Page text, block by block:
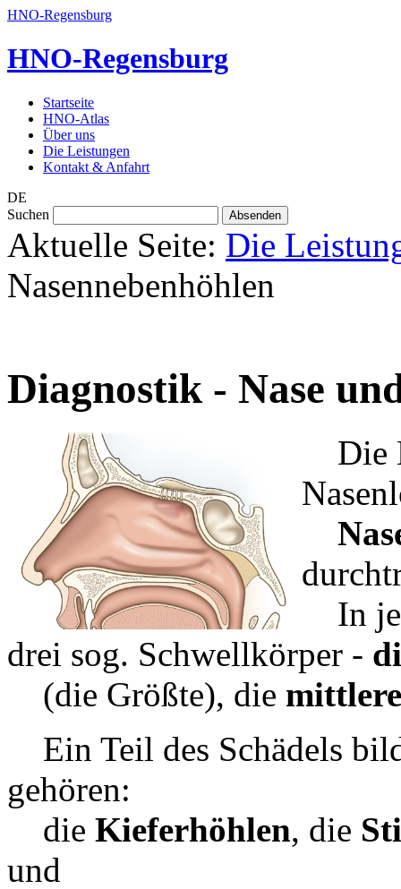
HNO-Regensburg
HNO-Regensburg
Startseite
HNO-Atlas
Über uns
Die Leistungen
Kontakt & Anfahrt
DE
Suchen
Aktuelle Seite: Die
Nasennebenhöhlen
Diagnostik - Nase
Die
In
drei sog. Schwellkörper -
(die Größte), die mittlere
Ein Teil des Schädels
gehören:
die Kieferhöhlen, die
und